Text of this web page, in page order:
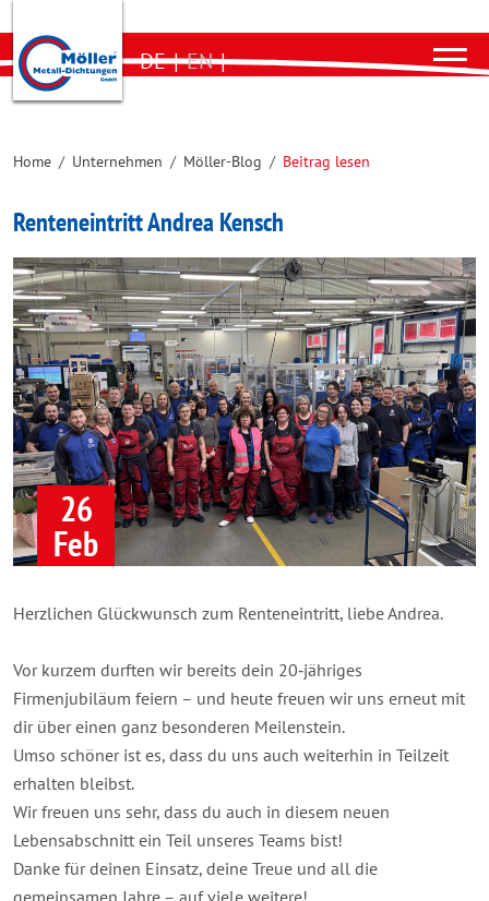
DE | EN |
Home / Unternehmen / Möller-Blog / Beitrag lesen
Renteneintritt Andrea Kensch
26
Feb
Herzlichen Glückwunsch zum Renteneintritt, liebe Andrea.
Vor kurzem durften wir bereits dein 20‑jähriges
Firmenjubiläum feiern – und heute freuen wir uns erneut mit
dir über einen ganz besonderen Meilenstein.
Umso schöner ist es, dass du uns auch weiterhin in Teilzeit
erhalten bleibst.
Wir freuen uns sehr, dass du auch in diesem neuen
Lebensabschnitt ein Teil unseres Teams bist!
Danke für deinen Einsatz, deine Treue und all die
gemeinsamen Jahre – auf viele weitere!